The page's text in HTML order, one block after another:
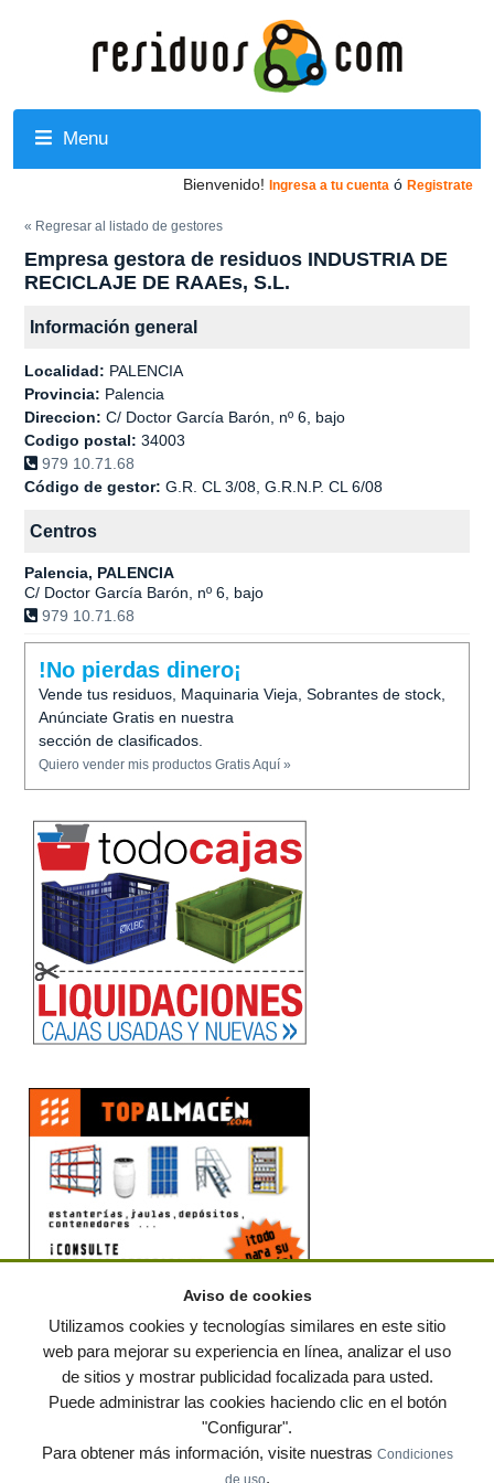
Menu
Bienvenido! Ingresa a tu cuenta ó Registrate
« Regresar al listado de gestores
Empresa gestora de residuos INDUSTRIA DE
RECICLAJE DE RAAEs, S.L.
Información general
Localidad: PALENCIA
Provincia: Palencia
Direccion: C/ Doctor García Barón, nº 6, bajo
Codigo postal: 34003
979 10.71.68
Código de gestor: G.R. CL 3/08, G.R.N.P. CL 6/08
Centros
Palencia, PALENCIA
C/ Doctor García Barón, nº 6, bajo
979 10.71.68
!No pierdas dinero¡
Vende tus residuos, Maquinaria Vieja, Sobrantes de stock,
Anúnciate Gratis en nuestra
sección de clasificados.
Quiero vender mis productos Gratis Aquí »
© residuos.com - Todos los derechos reservados Política de privacidad
Condiciones de uso|Contacto |Editores|Mapa web|Preguntas frecuentes|Publica
tus anuncios gratis!
Aviso de cookies
Utilizamos cookies y tecnologías similares en este sitio
web para mejorar su experiencia en línea, analizar el uso
de sitios y mostrar publicidad focalizada para usted.
Puede administrar las cookies haciendo clic en el botón
"Configurar".
Para obtener más información, visite nuestras Condiciones
de uso.